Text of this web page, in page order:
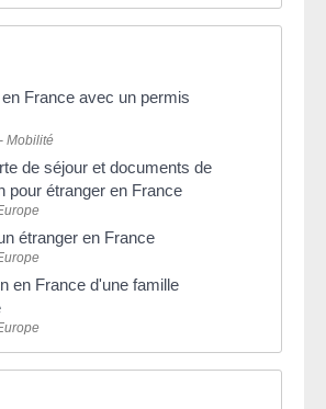
France avec un permis
Mobilité
de séjour et documents de
pour étranger en France
étranger en France
en France d'une famille